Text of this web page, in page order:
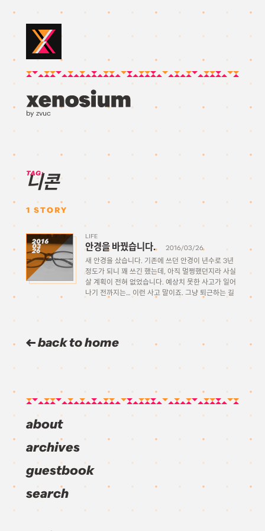
by zvuc
TAG:
니콘
1 STORY
2016
03
26
LIFE
안경을 바꿨습니다.
2016/03/26
새 안경을 샀습니다. 기존에 쓰던 안경이 년수로 3년
정도가 되니 꽤 쓰긴 했는데, 아직 멀쩡했던지라 사실
살 계획이 전혀 없었습니다. 예상치 못한 사고가 일어
나기 전까지는… 이런 사고 말이죠. 그냥 퇴근하는 길
back to home
about
archives
guestbook
search